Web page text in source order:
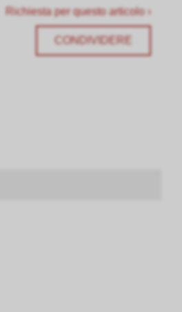
Richiesta per questo articolo ›
CONDIVIDERE